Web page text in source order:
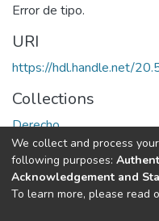
Error de tipo.
URI
https://hdl.handle.net/
Collections
Derecho
Full item page
DSpace software
We collect and process
following purposes:
Acknowledgement and
To learn more, please read